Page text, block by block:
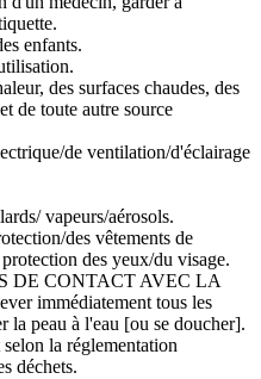
enfants.
des surfaces chaudes, des
de toute autre source
de ventilation/d'éclairage
vapeurs/aérosols.
des vêtements de
des yeux/du visage.
DE CONTACT AVEC LA
immédiatement tous les
la peau à l'eau [ou se doucher].
la réglementation
déchets.